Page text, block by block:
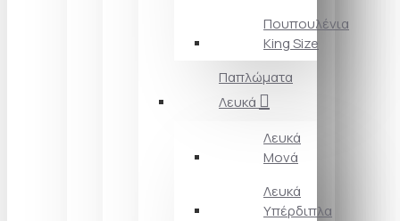
Πουπουλένια
King Size
Παπλώματα
Λευκά
Λευκά
Μονά
Λευκά
Υπέρδιπλα